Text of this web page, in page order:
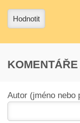
Hodnotit
KOMENTÁŘE
Autor (jméno nebo